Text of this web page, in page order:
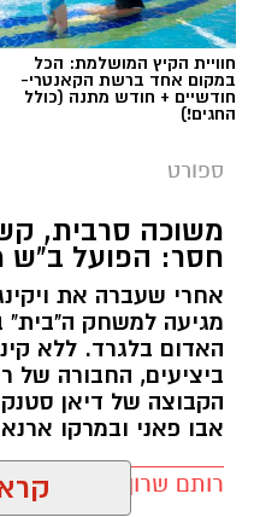
קרדיט: הפועל
28:0. לא, זו לא
באר
חוויית הקיץ המושלמת: הכל
במקום אחד ברשת הקאנטרי-
חודשיים + חודש מתנה (כולל
החגים!)
ספורט
משוכה סרבית,
חסר: הפועל ב"ש
אחרי שעברה את
מגיעה למשחק ה"בית"
האדום בלגרד. ללא
ביציעים, החבורה של
הקבוצה של דיאן
אבו פאני ובמרקו
רותם שרון / 13:00 04.08.26